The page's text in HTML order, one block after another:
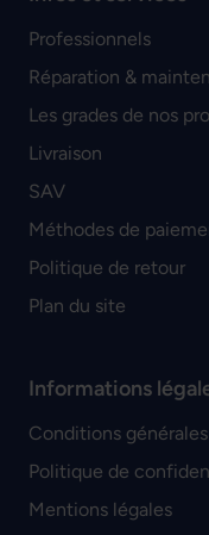
Professionnels
Réparation &
Les grades de nos
Livraison
SAV
Méthodes de
Politique de retour
Plan du site
Informations
Conditions
Politique de
Mentions légales